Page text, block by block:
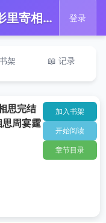
📖 周宴霆江映雪花灯影里寄相思完结版在线阅读_花灯影里寄相思周宴霆江映雪完结版阅读 登录
架 📖 记录
思完结
思周宴霆
加入书架
开始阅读
章节目录